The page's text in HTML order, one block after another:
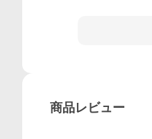
商品レビュー